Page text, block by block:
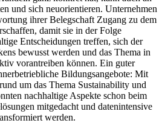
und sich neuorientieren. Unternehmen
ihrer Belegschaft Zugang zu dem
damit sie in der Folge
Entscheidungen treffen, sich der
bewusst werden und das Thema in
vorantreiben können. Ein guter
Bildungsangebote: Mit
um das Thema Sustainability und
nachhaltige Aspekte schon beim
mitgedacht und datenintensive
werden.